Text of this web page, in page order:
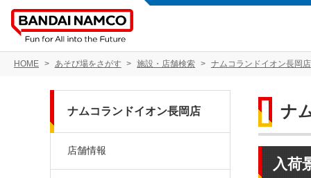
HOME あそび場をさがす 施設・店舗検索 ナムコランドイオン長岡店
ナ
入荷
ナムコランドイオン長岡店
店舗情報